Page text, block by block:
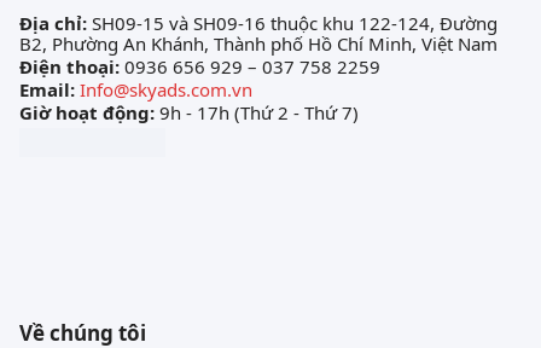
Địa chỉ: SH09-15 và SH09-16 thuộc khu 122-124, Đường
B2, Phường An Khánh, Thành phố Hồ Chí Minh, Việt Nam
Điện thoại: 0936 656 929 – 037 758 2259
Email: Info@skyads.com.vn
Giờ hoạt động: 9h - 17h (Thứ 2 - Thứ 7)
Về chúng tôi